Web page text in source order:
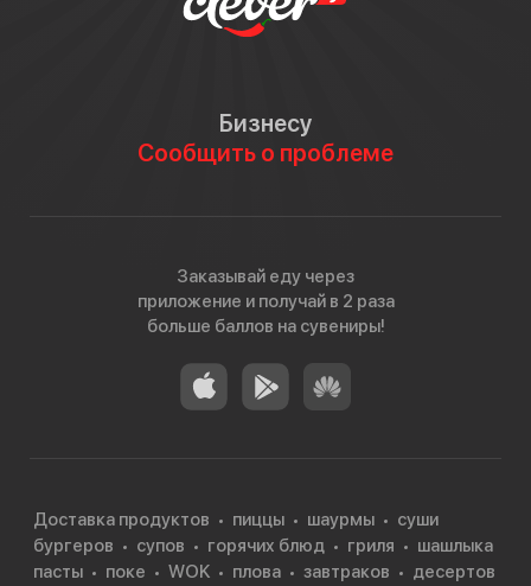
Бизнесу
Сообщить о проблеме
Заказывай еду через
приложение и получай в 2 раза
больше баллов на сувениры!
Доставка продуктов пиццы шаурмы
суши
бургеров
супов горячих блюд гриля
шашлыка
пасты
поке WOK плова завтраков
десертов